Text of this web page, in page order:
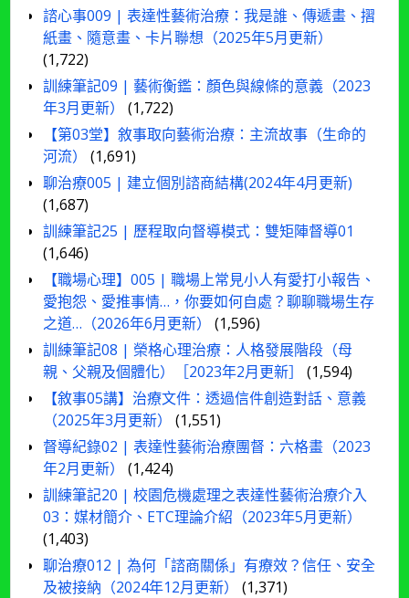
諮心事009 | 表達性藝術治療：我是誰、傳遞畫、摺
紙畫、隨意畫、卡片聯想（2025年5月更新）
(1,722)
訓練筆記09 | 藝術衡鑑：顏色與線條的意義（2023
年3月更新）
(1,722)
【第03堂】敘事取向藝術治療：主流故事（生命的
河流）
(1,691)
聊治療005 | 建立個別諮商結構(2024年4月更新)
(1,687)
訓練筆記25 | 歷程取向督導模式：雙矩陣督導01
(1,646)
【職場心理】005 | 職場上常見小人有愛打小報告、
愛抱怨、愛推事情…，你要如何自處？聊聊職場生存
之道…（2026年6月更新）
(1,596)
訓練筆記08 | 榮格心理治療：人格發展階段（母
親、父親及個體化）［2023年2月更新］
(1,594)
【敘事05講】治療文件：透過信件創造對話、意義
（2025年3月更新）
(1,551)
督導紀錄02 | 表達性藝術治療團督：六格畫（2023
年2月更新）
(1,424)
訓練筆記20 | 校園危機處理之表達性藝術治療介入
03：媒材簡介、ETC理論介紹（2023年5月更新）
(1,403)
聊治療012 | 為何「諮商關係」有療效？信任、安全
及被接納（2024年12月更新）
(1,371)